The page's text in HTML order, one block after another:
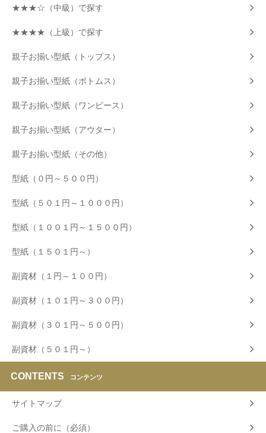
★★★☆（中級）で探す
★★★★（上級）で探す
親子お揃い型紙（トップス）
親子お揃い型紙（ボトムス）
親子お揃い型紙（ワンピース）
親子お揃い型紙（アウター）
親子お揃い型紙（その他）
型紙（０円～５００円）
型紙（５０１円～１０００円）
型紙（１００１円～１５００円）
型紙（１５０１円～）
副資材（１円～１００円）
副資材（１０１円～３００円）
副資材（３０１円～５００円）
副資材（５０１円～）
CONTENTS コンテンツ
サイトマップ
ご購入の前に（必須）